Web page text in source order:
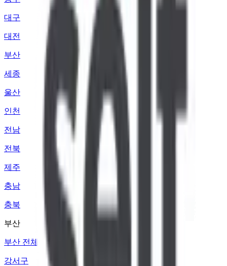
대구
대전
부산
세종
울산
인천
전남
전북
제주
충남
충북
부산
부산 전체
강서구